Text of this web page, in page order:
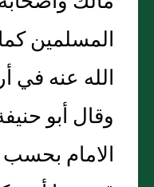
المسلمين
الله عنه في
وقال أبو
الامام